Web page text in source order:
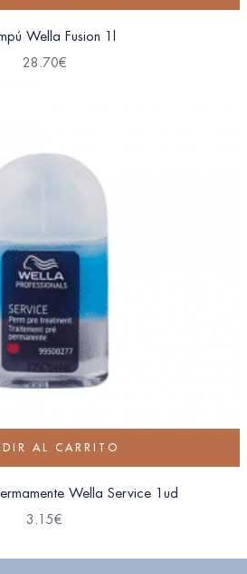
Wella Fusion 1l
28.70€
AL CARRITO
Wella Service 1ud
3.15€